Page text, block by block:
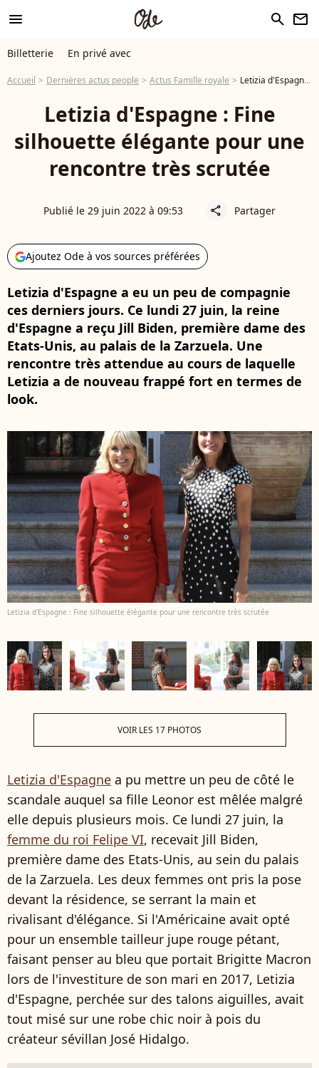
menu search newsletter
Billetterie En privé avec
Accueil Dernières actus people Actus Famille royale Letizia d'Espagne : Fine silhouette élégante pour une rencontre très scrutée
Letizia d'Espagne : Fine
silhouette élégante pour une
rencontre très scrutée
Publié le 29 juin 2022 à 09:53 share Partager
Ajoutez Ode à vos sources préférées
Letizia d'Espagne a eu un peu de compagnie
ces derniers jours. Ce lundi 27 juin, la reine
d'Espagne a reçu Jill Biden, première dame des
Etats-Unis, au palais de la Zarzuela. Une
rencontre très attendue au cours de laquelle
Letizia a de nouveau frappé fort en termes de
look.
Letizia d'Espagne : Fine silhouette élégante pour une rencontre très scrutée
VOIR LES 17 PHOTOS
Letizia d'Espagne a pu mettre un peu de côté le
scandale auquel sa fille Leonor est mêlée malgré
elle depuis plusieurs mois. Ce lundi 27 juin, la
femme du roi Felipe VI, recevait Jill Biden,
première dame des Etats-Unis, au sein du palais
de la Zarzuela. Les deux femmes ont pris la pose
devant la résidence, se serrant la main et
rivalisant d'élégance. Si l'Américaine avait opté
pour un ensemble tailleur jupe rouge pétant,
faisant penser au bleu que portait Brigitte Macron
lors de l'investiture de son mari en 2017, Letizia
d'Espagne, perchée sur des talons aiguilles, avait
tout misé sur une robe chic noir à pois du
créateur sévillan José Hidalgo.